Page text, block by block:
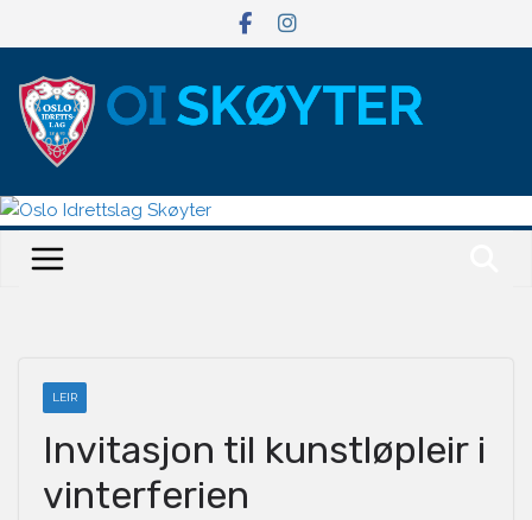
LEIR
Invitasjon til kunstløpleir i
vinterferien